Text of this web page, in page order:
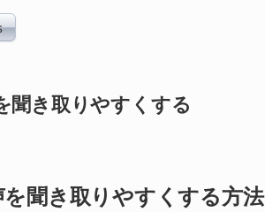
き取りやすくする
聞き取りやすくする方法